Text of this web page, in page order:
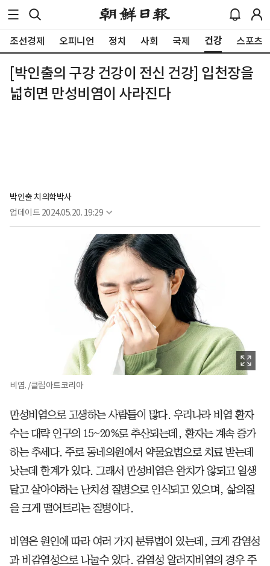
조선경제 오피니언 정치 사회 국제 건강 스포츠
[박인출의 구강 건강이 전신 건강] 입천장을
넓히면 만성비염이 사라진다
박인출 치의학박사
업데이트 2024.05.20. 19:29
비염. /클립아트코리아
만성비염으로 고생하는 사람들이 많다. 우리나라 비염 환자
수는 대략 인구의 15~20%로 추산되는데, 환자는 계속 증가
하는 추세다. 주로 동네의원에서 약물요법으로 치료 받는데
낫는데 한계가 있다. 그래서 만성비염은 완치가 않되고 일생
달고 살아야하는 난치성 질병으로 인식되고 있으며, 삶의질
을 크게 떨어트리는 질병이다.
비염은 원인에 따라 여러 가지 분류법이 있는데, 크게 감염성
과 비감염성으로 나눌수 있다. 감염성 알러지비염의 경우 주